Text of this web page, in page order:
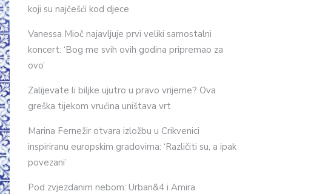
koji su najčešći kod djece
Vanessa Mioč najavljuje prvi veliki samostalni
koncert: ‘Bog me svih ovih godina pripremao za
ovo’
Zalijevate li biljke ujutro u pravo vrijeme? Ova
greška tijekom vrućina uništava vrt
Marina Fernežir otvara izložbu u Crikvenici
inspiriranu europskim gradovima: ‘Različiti su, a ipak
povezani’
Pod zvjezdanim nebom: Urban&4 i Amira